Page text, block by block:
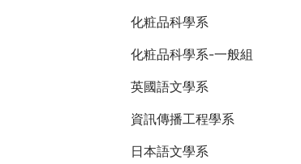
化粧品科學系
化粧品科學系-一般組
英國語文學系
資訊傳播工程學系
日本語文學系